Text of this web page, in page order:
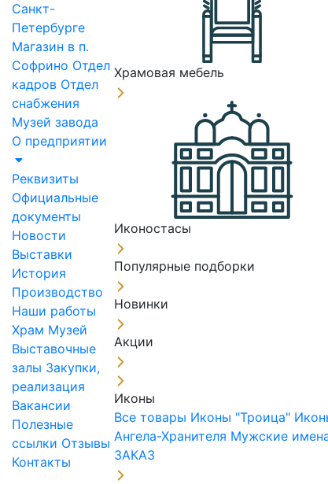
Санкт-
Петербурге
Магазин в п.
Софрино Отдел
кадров Отдел
снабжения
Музей завода
О предприятии
Реквизиты
Официальные
документы
Новости
Выставки
История
Производство
Наши работы
Храм Музей
Выставочные
залы Закупки,
реализация
Вакансии
Полезные
ссылки Отзывы
Контакты
Храмовая мебель
Иконостасы
Популярные подборки
Новинки
Акции
Иконы
Все товары Иконы "Троица"
Ангела-Хранителя Мужские
ЗАКАЗ